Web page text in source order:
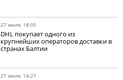
27 июля, 18:05
DHL покупает одного из
крупнейших операторов доставки в
странах Балтии
27 июля, 14:27